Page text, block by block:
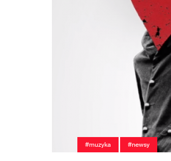
#muzyka #newsy